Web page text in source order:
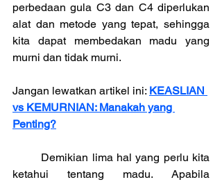
perbedaan gula C3 dan C4 diperlukan
alat dan metode yang tepat, sehingga
kita dapat membedakan madu yang
murni dan tidak murni.
Jangan lewatkan artikel ini: KEASLIAN
vs KEMURNIAN: Manakah yang
Penting?
ketahui tentang madu. Apabila